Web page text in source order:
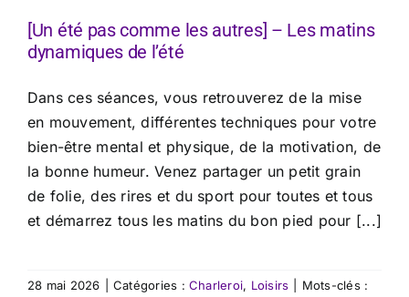
[Un été pas comme les autres] – Les matins
dynamiques de l’été
Dans ces séances, vous retrouverez de la mise
en mouvement, différentes techniques pour votre
bien-être mental et physique, de la motivation, de
la bonne humeur. Venez partager un petit grain
de folie, des rires et du sport pour toutes et tous
et démarrez tous les matins du bon pied pour [...]
28 mai 2026 Catégories :Charleroi, Loisirs
Mots-clés :